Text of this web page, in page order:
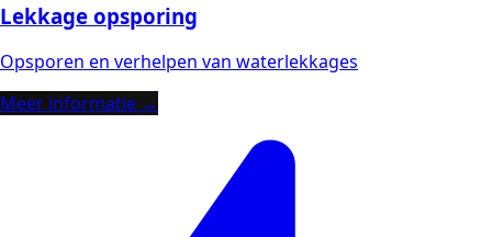
Lekkage opsporing
Opsporen en verhelpen van waterlekkages
Meer informatie →